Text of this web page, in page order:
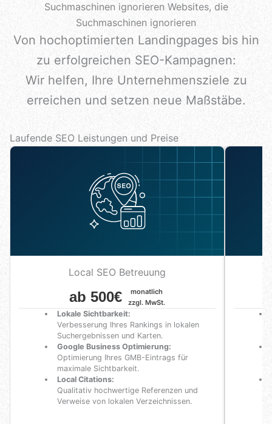
Suchmaschinen ignorieren Websites, die
Suchmaschinen ignorieren
Von hochoptimierten Landingpages bis hin
zu erfolgreichen SEO-Kampagnen:
Wir helfen, Ihre Unternehmensziele zu
erreichen und setzen neue Maßstäbe.
Laufende SEO Leistungen und Preise
Local SEO Betreuung
ab 500€
monatlich
zzgl. MwSt.
Lokale Sichtbarkeit:
Verbesserung Ihres Rankings in lokalen
Suchergebnissen und Karten.
Google Business Optimierung:
Optimierung Ihres GMB-Eintrags für
maximale Sichtbarkeit.
Local Citations:
Qualitativ hochwertige Referenzen und
Verweise von lokalen Verzeichnissen.